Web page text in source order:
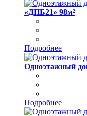
«ДПБ21» 98м²
Подробнее
Одноэтажный
Подробнее